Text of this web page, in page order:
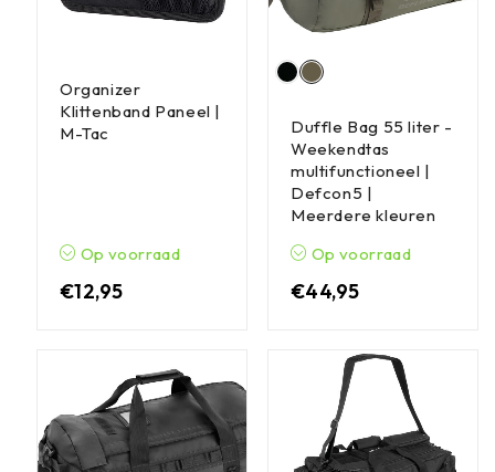
Organizer
Klittenband Paneel |
M-Tac
Op voorraad
€12,95
Duffle Bag 55 liter -
Weekendtas
multifunctioneel |
Defcon5 |
Meerdere kleuren
Op voorraad
€44,95